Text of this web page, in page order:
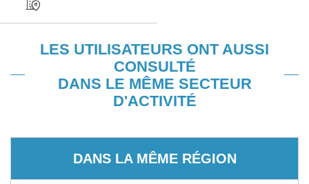
LES UTILISATEURS ONT AUSSI
CONSULTÉ
DANS LE MÊME SECTEUR
D'ACTIVITÉ
DANS LA MÊME RÉGION